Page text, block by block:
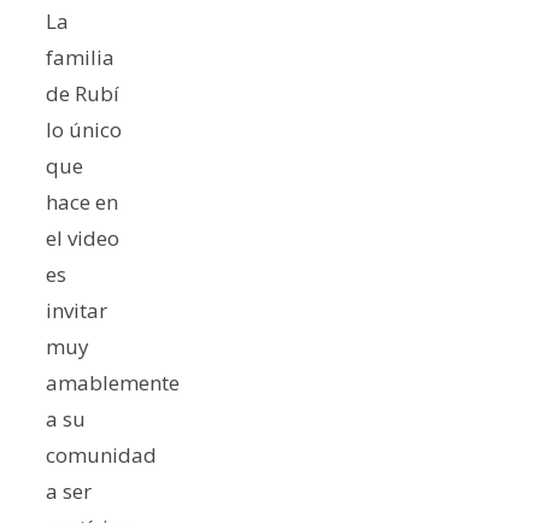
La
familia
de Rubí
lo único
que
hace en
el video
es
invitar
muy
amablemente
a su
comunidad
a ser